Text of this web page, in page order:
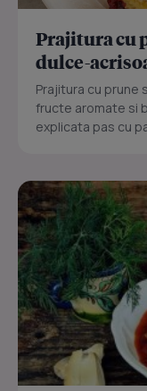
Prajitura cu
dulce-
Prajitura cu prune
fructe aromate si
explicata pas cu